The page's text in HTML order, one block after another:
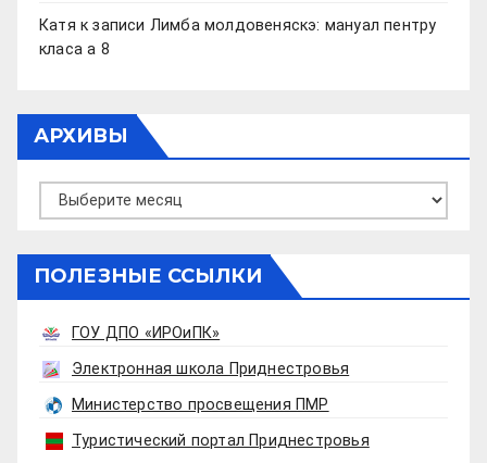
Катя к записи Лимба молдовеняскэ: мануал пентру
класа а 8
АРХИВЫ
Архивы
ПОЛЕЗНЫЕ ССЫЛКИ
ГОУ ДПО «ИРОиПК»
Электронная школа Приднестровья
Министерство просвещения ПМР
Туристический портал Приднестровья